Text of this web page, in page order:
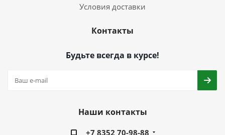
Условия доставки
Контакты
Будьте всегда в курсе!
Наши контакты
+7 8352 70-98-88